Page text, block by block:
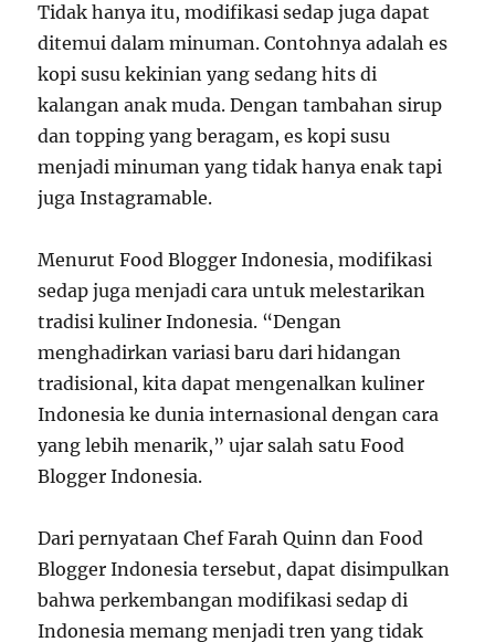
Tidak hanya itu, modifikasi sedap juga dapat
ditemui dalam minuman. Contohnya adalah es
kopi susu kekinian yang sedang hits di
kalangan anak muda. Dengan tambahan sirup
dan topping yang beragam, es kopi susu
menjadi minuman yang tidak hanya enak tapi
juga Instagramable.
Menurut Food Blogger Indonesia, modifikasi
sedap juga menjadi cara untuk melestarikan
tradisi kuliner Indonesia. “Dengan
menghadirkan variasi baru dari hidangan
tradisional, kita dapat mengenalkan kuliner
Indonesia ke dunia internasional dengan cara
yang lebih menarik,” ujar salah satu Food
Blogger Indonesia.
Dari pernyataan Chef Farah Quinn dan Food
Blogger Indonesia tersebut, dapat disimpulkan
bahwa perkembangan modifikasi sedap di
Indonesia memang menjadi tren yang tidak